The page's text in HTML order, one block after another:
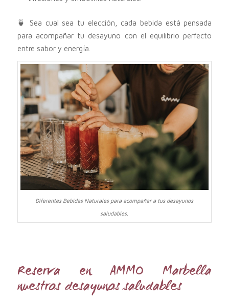
🍵 Sea cual sea tu elección, cada bebida está pensada
para acompañar tu desayuno con el equilibrio perfecto
entre sabor y energía.
Diferentes Bebidas Naturales para acompañar a tus desayunos
saludables.
Reserva en AMMO Marbella
nuestros desayunos saludables